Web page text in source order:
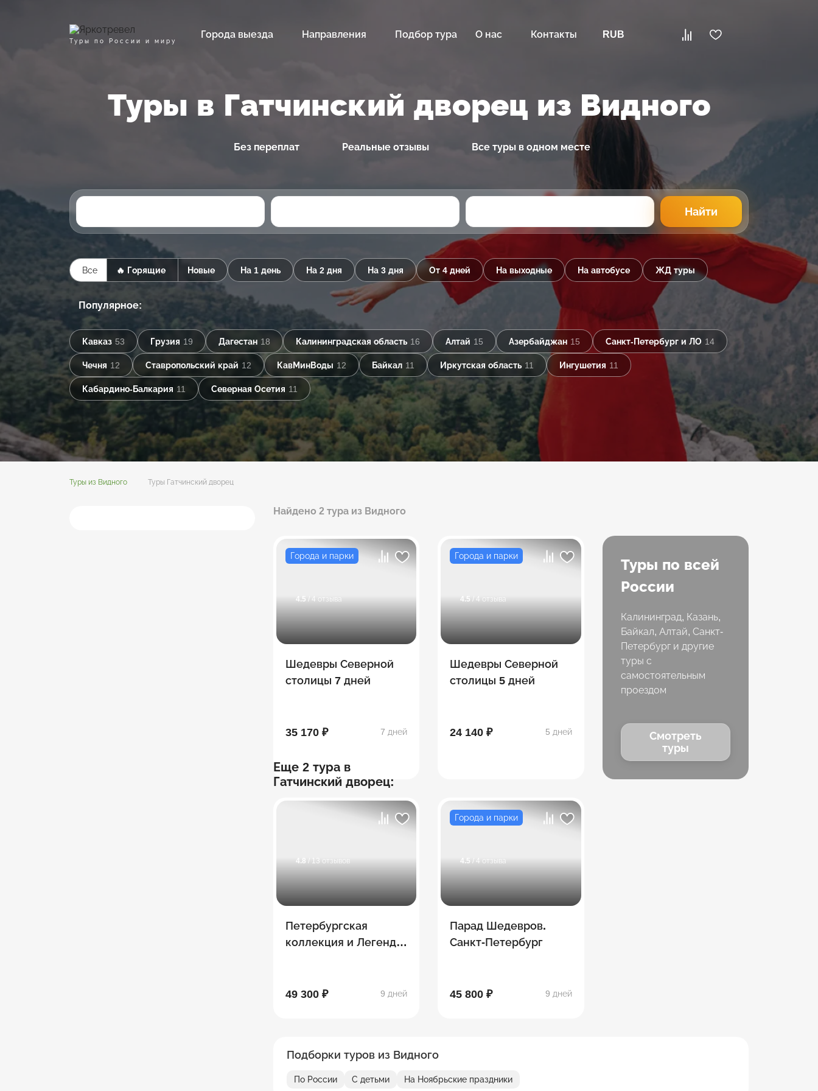
Туры по России и миру
Города выезда Направления Подбор тура О нас Контакты RUB
Туры в Гатчинский дворец из Видного
Без переплат Реальные отзывы Все туры в одном месте
Найти
Все 🔥 Горящие Новые На 1 день На 2 дня На 3 дня От 4 дней На выходные На автобусе ЖД туры
Популярное:
Кавказ 53 Грузия 19 Дагестан 18 Калининградская область 16 Алтай 15 Азербайджан 15 Санкт-Петербург и ЛО 14
Чечня 12 Ставропольский край 12 КавМинВоды 12 Байкал 11 Иркутская область 11 Ингушетия 11
Кабардино-Балкария 11 Северная Осетия 11
Туры из Видного Туры Гатчинский дворец
Найдено 2 тура из Видного
Города и парки
4.5 / 4 отзыва
Шедевры Северной
столицы 7 дней
35 170 ₽ 7 дней
Города и парки
4.5 / 4 отзыва
Шедевры Северной
столицы 5 дней
24 140 ₽ 5 дней
Туры по всей
России
Калининград, Казань,
Байкал, Алтай, Санкт-
Петербург и другие
туры с
самостоятельным
проездом
Смотреть
туры
Еще 2 тура в
Гатчинский дворец:
4.8 / 13 отзывов
Петербургская
коллекция и Легенды
49 300 ₽ 9 дней
Города и парки
4.5 / 4 отзыва
Парад Шедевров.
Санкт-Петербург
45 800 ₽ 9 дней
Подборки туров из Видного
По России С детьми На Ноябрьские праздники